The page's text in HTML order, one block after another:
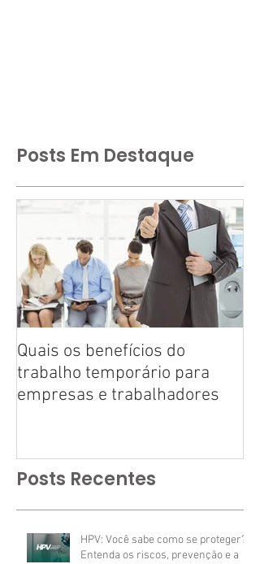
Posts Em Destaque
Quais os benefícios do
trabalho temporário para
empresas e trabalhadores
Posts Recentes
HPV: Você sabe como se proteger?
Entenda os riscos, prevenção e a